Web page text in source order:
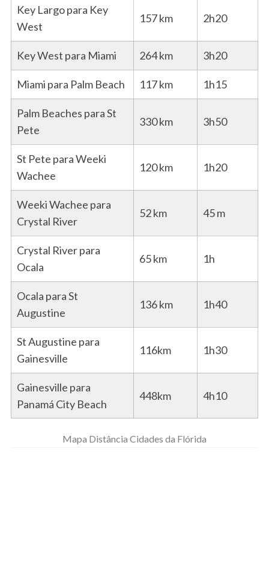
Key Largo para Key
West
157 km 2h20
Key West para Miami 264 km 3h20
Miami para Palm Beach 117 km 1h15
Palm Beaches para St
Pete
330 km 3h50
St Pete para Weeki
Wachee
120 km 1h20
Weeki Wachee para
Crystal River
52 km 45 m
Crystal River para
Ocala
65 km 1h
Ocala para St
Augustine
136 km 1h40
St Augustine para
Gainesville
116km 1h30
Gainesville para
Panamá City Beach
448km 4h10
Mapa Distância Cidades da Flórida